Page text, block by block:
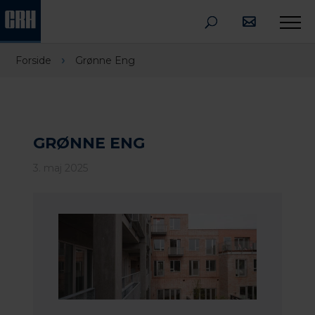
Forside › Grønne Eng
GRØNNE ENG